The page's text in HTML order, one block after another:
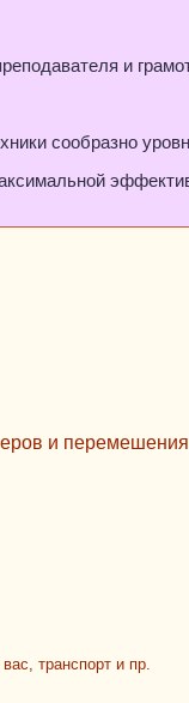
и
сообразно
и
транспорт и пр.